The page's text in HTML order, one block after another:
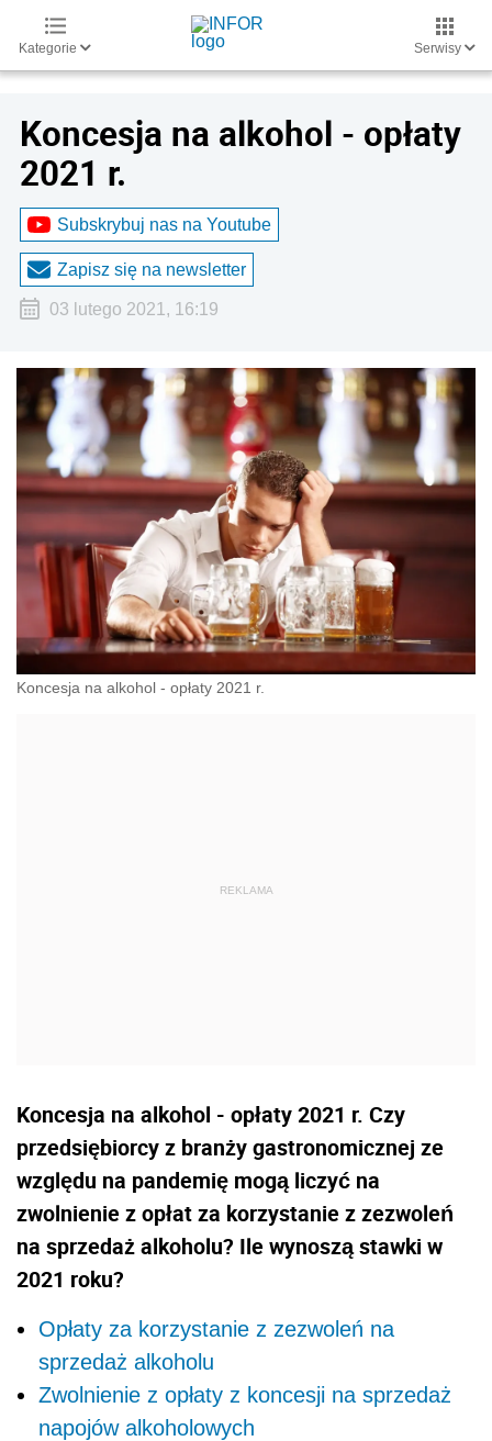
Kategorie Serwisy
Koncesja na alkohol - opłaty
2021 r.
Subskrybuj nas na Youtube
Zapisz się na newsletter
03 lutego 2021, 16:19
Koncesja na alkohol - opłaty 2021 r.
Koncesja na alkohol - opłaty 2021 r. Czy
przedsiębiorcy z branży gastronomicznej ze
względu na pandemię mogą liczyć na
zwolnienie z opłat za korzystanie z zezwoleń
na sprzedaż alkoholu? Ile wynoszą stawki w
2021 roku?
Opłaty za korzystanie z zezwoleń na
sprzedaż alkoholu
Zwolnienie z opłaty z koncesji na sprzedaż
napojów alkoholowych